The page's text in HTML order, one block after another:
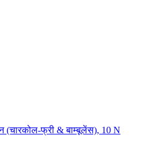
(चारकोल-फ्री & बाम्बूलेंस), 10 N